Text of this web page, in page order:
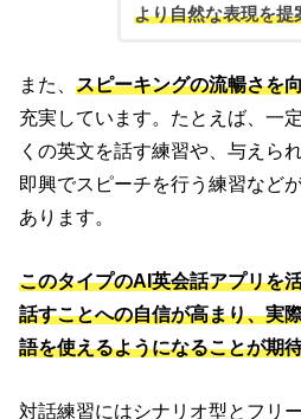
より自然な表現を提
また、スピーキングの流暢さを
充実しています。たとえば、一
くの英文を話す練習や、与えら
即興でスピーチを行う練習など
あります。
このタイプのAI英会話アプリを
話すことへの自信が高まり、実
語を使えるようになることが期
対話練習にはシナリオ型とフリ